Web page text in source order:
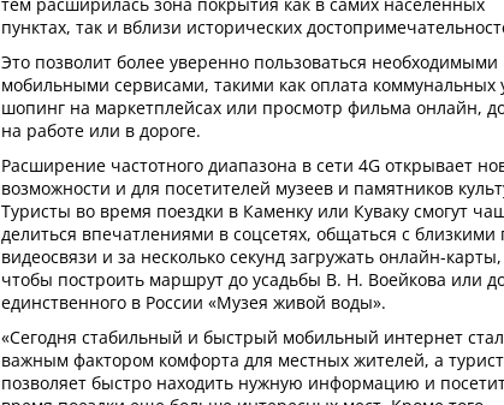
пунктах, так и вблизи исторических
Это позволит более уверенно пользоваться необходимыми
мобильными сервисами, такими как оплата коммунальных
шопинг на маркетплейсах или просмотр фильма онлайн,
на работе или в дороге.
Расширение частотного диапазона в сети 4G открывает
возможности и для посетителей музеев и памятников
Туристы во время поездки в Каменку или Куваку смогут
делиться впечатлениями в соцсетях, общаться с близкими
видеосвязи и за несколько секунд загружать онлайн-карты,
чтобы построить маршрут до усадьбы В. Н. Воейкова или
единственного в России «Музея живой воды».
«Сегодня стабильный и быстрый мобильный интернет стал
важным фактором комфорта для местных жителей, а
позволяет быстро находить нужную информацию и